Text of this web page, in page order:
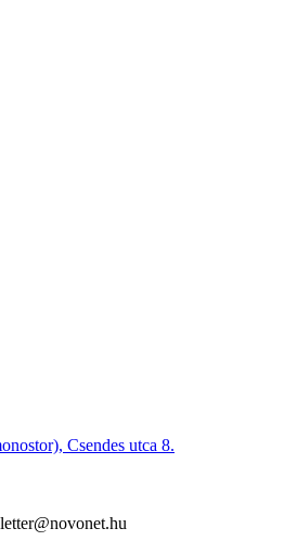
Csendes utca 8.